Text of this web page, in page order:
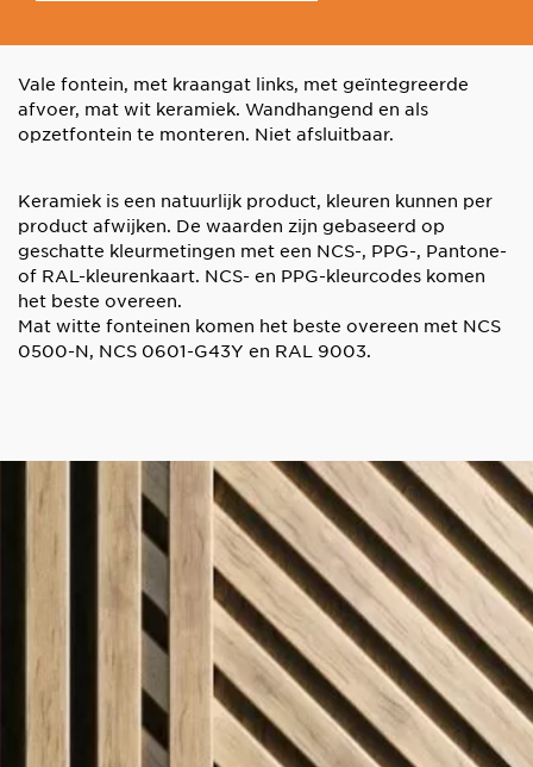
Vale fontein, met kraangat links, met geïntegreerde
afvoer, mat wit keramiek. Wandhangend en als
opzetfontein te monteren. Niet afsluitbaar.
Keramiek is een natuurlijk product, kleuren kunnen per
product afwijken. De waarden zijn gebaseerd op
geschatte kleurmetingen met een NCS-, PPG-, Pantone-
of RAL-kleurenkaart. NCS- en PPG-kleurcodes komen
het beste overeen.
Mat witte fonteinen komen het beste overeen met NCS
0500-N, NCS 0601-G43Y en RAL 9003.